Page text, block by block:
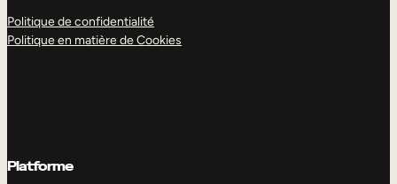
Politique de confidentialité
Politique en matière de Cookies
Platforme